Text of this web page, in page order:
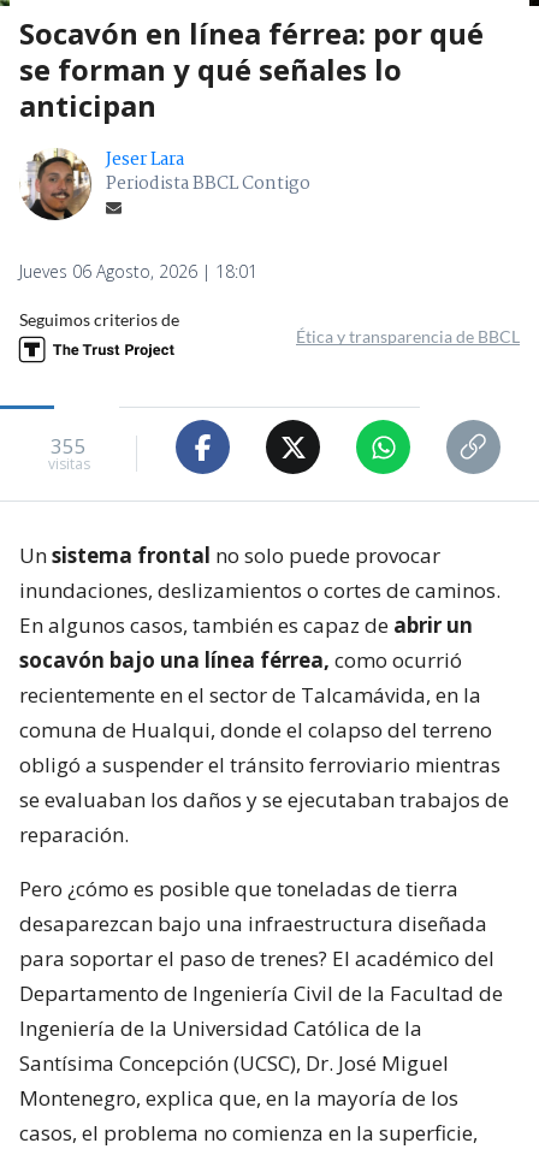
Socavón en línea férrea: por qué
se forman y qué señales lo
anticipan
Jeser Lara
Periodista BBCL Contigo
Jueves 06 Agosto, 2026 | 18:01
Seguimos criterios de
Ética y transparencia de BBCL
355
visitas
Unsistema frontal no solo puede provocar
inundaciones, deslizamientos o cortes de caminos.
En algunos casos, también es capaz de abrir un
socavón bajo una línea férrea, como ocurrió
recientemente en el sector de Talcamávida, en la
comuna de Hualqui, donde el colapso del terreno
obligó a suspender el tránsito ferroviario mientras
se evaluaban los daños y se ejecutaban trabajos de
reparación.
Pero ¿cómo es posible que toneladas de tierra
desaparezcan bajo una infraestructura diseñada
para soportar el paso de trenes? El académico del
Departamento de Ingeniería Civil de la Facultad de
Ingeniería de la Universidad Católica de la
Santísima Concepción (UCSC), Dr. José Miguel
Montenegro, explica que, en la mayoría de los
casos, el problema no comienza en la superficie,